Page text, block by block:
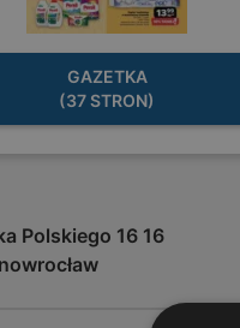
GAZETKA
(37 STRON)
Polskiego 16 16